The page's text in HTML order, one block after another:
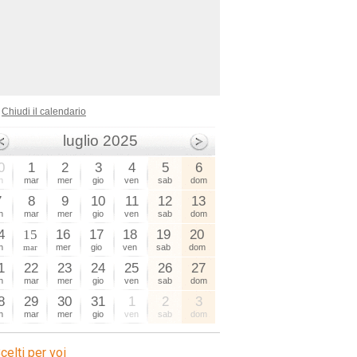
Chiudi il calendario
luglio 2025
1
mar
2
mer
3
gio
4
ven
5
sab
6
dom
8
mar
9
mer
10
gio
11
ven
12
sab
13
dom
15
mar
16
mer
17
gio
18
ven
19
sab
20
dom
22
mar
23
mer
24
gio
25
ven
26
sab
27
dom
29
mar
30
mer
31
gio
1
ven
2
sab
3
dom
per voi